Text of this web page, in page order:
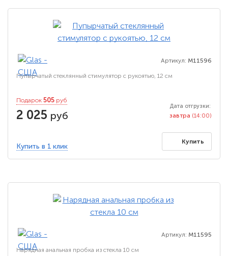
Артикул: M11596
Пупырчатый стеклянный стимулятор с рукоятью, 12 см
Подарок 505 руб
2 025 руб
Дата отгрузки:
завтра (14:00)
Купить в 1 клик
Купить
Артикул: M11595
Нарядная анальная пробка из стекла 10 см